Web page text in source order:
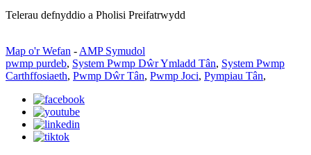
Telerau defnyddio a Pholisi Preifatrwydd
Map o'r Wefan - AMP Symudol
pwmp purdeb, System Pwmp Dŵr Ymladd Tân, System Pwmp
Carthffosiaeth, Pwmp Dŵr Tân, Pwmp Joci, Pympiau Tân,